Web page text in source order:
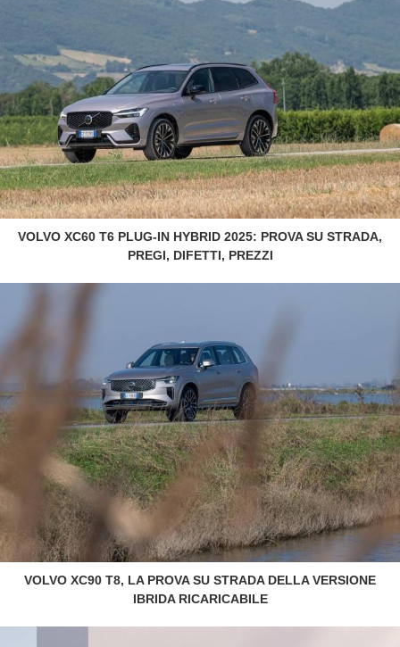
VOLVO XC60 T6 PLUG-IN HYBRID 2025: PROVA SU STRADA,
PREGI, DIFETTI, PREZZI
VOLVO XC90 T8, LA PROVA SU STRADA DELLA VERSIONE
IBRIDA RICARICABILE